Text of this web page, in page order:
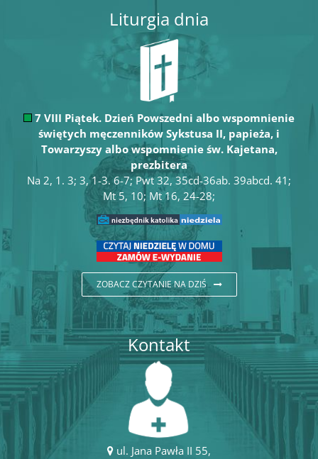
Liturgia dnia
7 VIII Piątek. Dzień Powszedni albo wspomnienie
świętych męczenników Sykstusa II, papieża, i
Towarzyszy albo wspomnienie św. Kajetana,
prezbitera
Na 2, 1. 3; 3, 1-3. 6-7; Pwt 32, 35cd-36ab. 39abcd. 41;
Mt 5, 10; Mt 16, 24-28;
ZOBACZ CZYTANIE NA DZIŚ
Kontakt
ul. Jana Pawła II 55,